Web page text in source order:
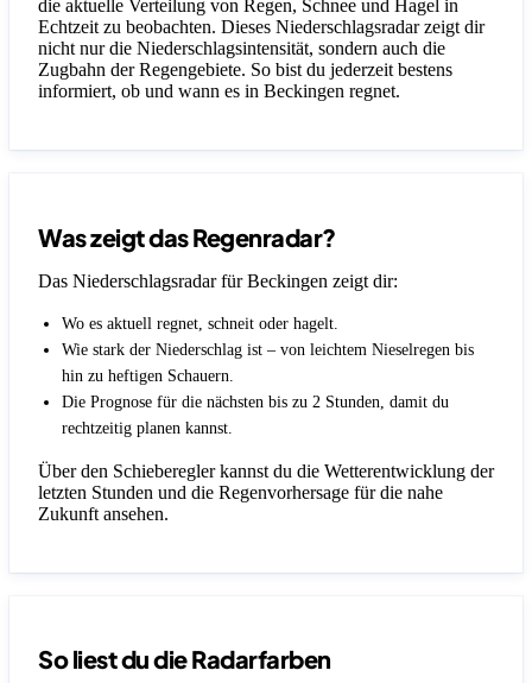
die aktuelle Verteilung von Regen, Schnee und Hagel in
Echtzeit zu beobachten. Dieses Niederschlagsradar zeigt dir
nicht nur die Niederschlagsintensität, sondern auch die
Zugbahn der Regengebiete. So bist du jederzeit bestens
informiert, ob und wann es in Beckingen regnet.
Was zeigt das Regenradar?
Das Niederschlagsradar für Beckingen zeigt dir:
Wo es aktuell regnet, schneit oder hagelt.
Wie stark der Niederschlag ist – von leichtem Nieselregen bis
hin zu heftigen Schauern.
Die Prognose für die nächsten bis zu 2 Stunden, damit du
rechtzeitig planen kannst.
Über den Schieberegler kannst du die Wetterentwicklung der
letzten Stunden und die Regenvorhersage für die nahe
Zukunft ansehen.
So liest du die Radarfarben